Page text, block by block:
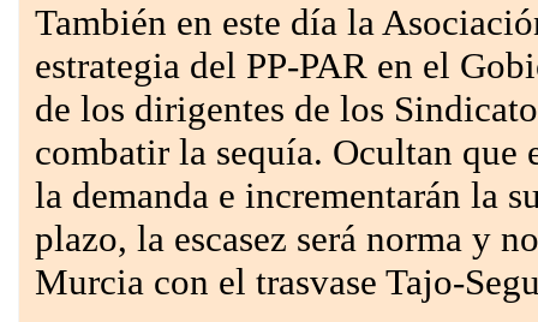
También en este día la
estrategia del PP-PAR en el
de los dirigentes de los
combatir la sequía. Ocultan que
la demanda e incrementarán la
plazo, la escasez será norma y
Murcia con el trasvase Tajo-